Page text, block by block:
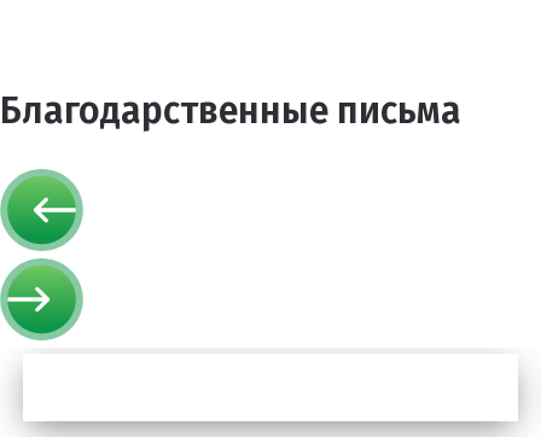
Благодарственные письма